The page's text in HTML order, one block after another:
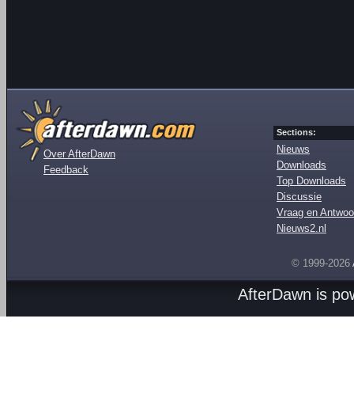
Over AfterDawn
Feedback
Sections:
Nieuws
Downloads
Top Downloads
Discussie
Vraag en
Nieuws2.nl
© 1999-2026
AfterDawn is